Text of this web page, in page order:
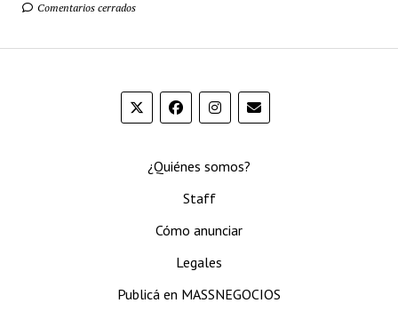
Comentarios cerrados
¿Quiénes somos?
Staff
Cómo anunciar
Legales
Publicá en MASSNEGOCIOS